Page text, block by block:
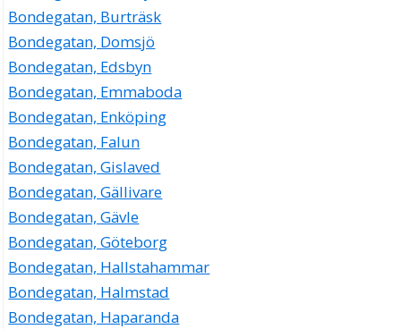
Bondegatan, Burträsk
Bondegatan, Domsjö
Bondegatan, Edsbyn
Bondegatan, Emmaboda
Bondegatan, Enköping
Bondegatan, Falun
Bondegatan, Gislaved
Bondegatan, Gällivare
Bondegatan, Gävle
Bondegatan, Göteborg
Bondegatan, Hallstahammar
Bondegatan, Halmstad
Bondegatan, Haparanda